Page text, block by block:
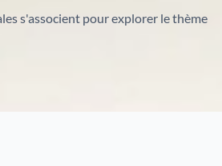
s'associent pour explorer le thème